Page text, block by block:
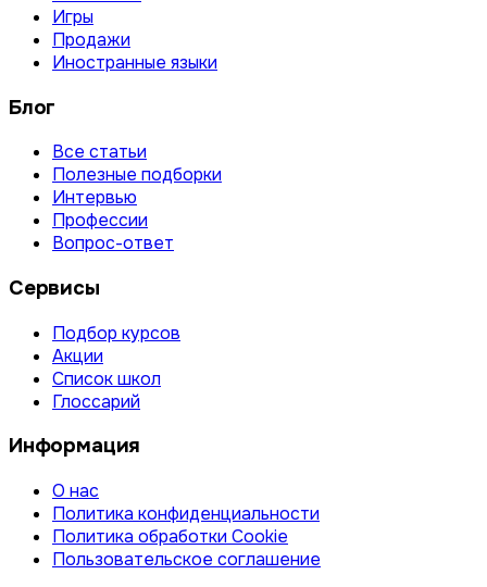
Игры
Продажи
Иностранные языки
Блог
Все статьи
Полезные подборки
Интервью
Профессии
Вопрос-ответ
Сервисы
Подбор курсов
Акции
Список школ
Глоссарий
Информация
О нас
Политика конфиденциальности
Политика обработки Cookie
Пользовательское соглашение